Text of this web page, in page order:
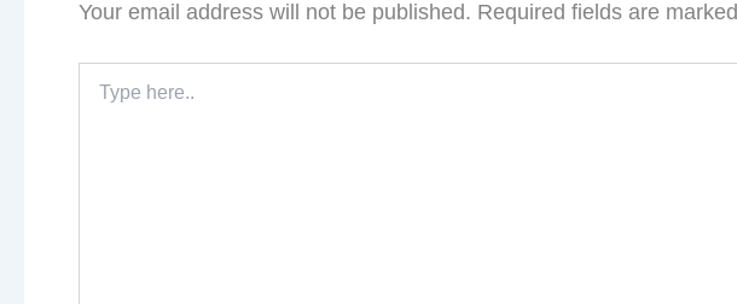
Your email address will not be published. Required fields are marked
here..